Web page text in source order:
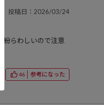
投稿日：2026/03/24
紛らわしいので注意
46 参考になった